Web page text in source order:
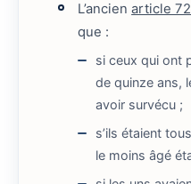
L’ancienarticle
que :
si ceux qui ont
de quinze ans,
avoir survécu ;
s’ils étaient
le moins âgé